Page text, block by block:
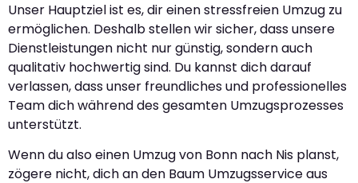
Unser Hauptziel ist es, dir einen stressfreien Umzug zu
ermöglichen. Deshalb stellen wir sicher, dass unsere
Dienstleistungen nicht nur günstig, sondern auch
qualitativ hochwertig sind. Du kannst dich darauf
verlassen, dass unser freundliches und professionelles
Team dich während des gesamten Umzugsprozesses
unterstützt.
Wenn du also einen Umzug von Bonn nach Nis planst,
zögere nicht, dich an den Baum Umzugsservice aus